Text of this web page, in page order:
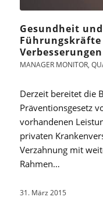
Gesundheit
Verbesserungen
MANAGER MONITOR,
Derzeit bereitet die
Präventionsgesetz
vorhandenen
privaten
Verzahnung mit
Rahmen…
31. März 2015